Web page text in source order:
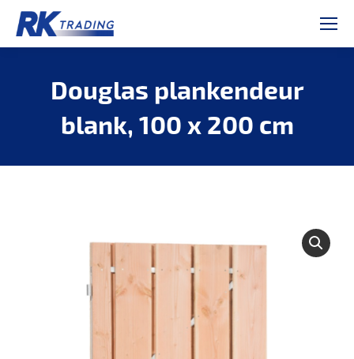
Douglas plankendeur
blank, 100 x 200 cm